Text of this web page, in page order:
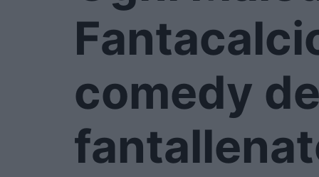
comedy